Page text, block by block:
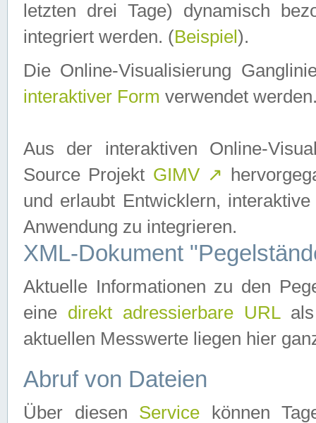
letzten drei Tage) dynamisch
integriert werden. (Beispiel ).
Die Online-Visualisierung
interaktiver Form verwendet
Aus der interaktiven Online-
Source Projekt GIMV ↗
und erlaubt Entwicklern,
Anwendung zu integrieren.
XML-Dokument
Aktuelle Informationen zu den
eine direkt adressierbare URLals
aktuellen Messwerte liegen hier
Abruf von Dateien
Über diesen Service können